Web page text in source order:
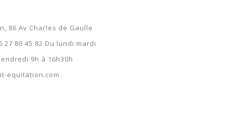
52,19 €
52,19 €
86 Av Charles de Gaulle
27 80 45 82 Du lundi mardi
9h à 16h30h
equitation.com